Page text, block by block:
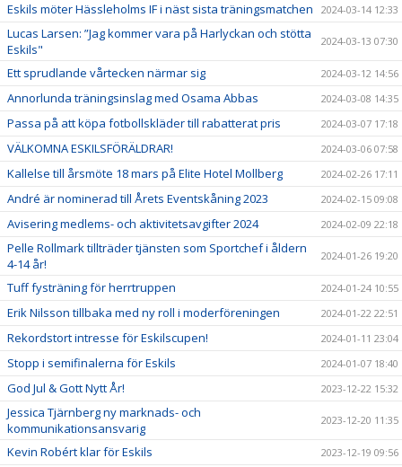
Eskils möter Hässleholms IF i näst sista träningsmatchen 2024-03-14 12:33
Lucas Larsen: ”Jag kommer vara på Harlyckan och stötta
Eskils"
2024-03-13 07:30
Ett sprudlande vårtecken närmar sig 2024-03-12 14:56
Annorlunda träningsinslag med Osama Abbas 2024-03-08 14:35
Passa på att köpa fotbollskläder till rabatterat pris 2024-03-07 17:18
VÄLKOMNA ESKILSFÖRÄLDRAR! 2024-03-06 07:58
Kallelse till årsmöte 18 mars på Elite Hotel Mollberg 2024-02-26 17:11
André är nominerad till Årets Eventskåning 2023 2024-02-15 09:08
Avisering medlems- och aktivitetsavgifter 2024 2024-02-09 22:18
Pelle Rollmark tillträder tjänsten som Sportchef i åldern
4-14 år!
2024-01-26 19:20
Tuff fysträning för herrtruppen 2024-01-24 10:55
Erik Nilsson tillbaka med ny roll i moderföreningen 2024-01-22 22:51
Rekordstort intresse för Eskilscupen! 2024-01-11 23:04
Stopp i semifinalerna för Eskils 2024-01-07 18:40
God Jul & Gott Nytt År! 2023-12-22 15:32
Jessica Tjärnberg ny marknads- och
kommunikationsansvarig
2023-12-20 11:35
Kevin Robért klar för Eskils 2023-12-19 09:56